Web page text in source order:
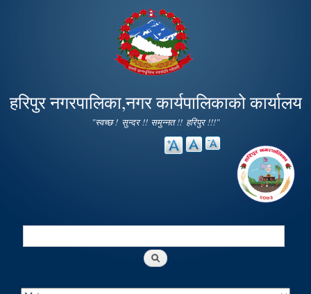
main
content
हरिपुर नगरपालिका,नगर कार्यपालिकाको कार्यालय
"स्वच्छ ! सुन्दर !! समुन्नत !! हरिपुर !!!"
Search